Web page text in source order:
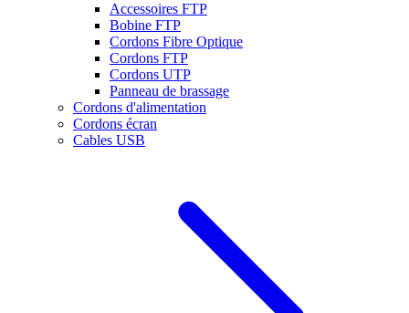
Accessoires FTP
Bobine FTP
Cordons Fibre Optique
Cordons FTP
Cordons UTP
Panneau de brassage
Cordons d'alimentation
Cordons écran
Cables USB